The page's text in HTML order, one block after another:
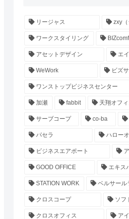
リージャス zxy（
ワークスタイリング
アセットデザイン エ
WeWork ビズ
ワンストップビジネスセンター
加瀬 fabbit 天翔オフィ
サーブコープ co-ba
パセラ ハロー
ビジネスエアポート
GOOD OFFICE エキス
STATION WORK ベルサール
クロスコープ ソフ
クロスオフィス ア